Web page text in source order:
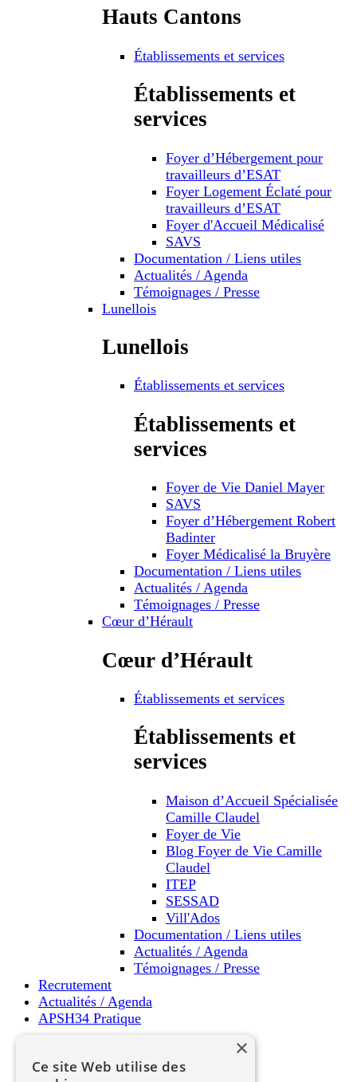
Hauts Cantons
Établissements et services
Établissements et
services
Foyer d’Hébergement pour
travailleurs d’ESAT
Foyer Logement Éclaté pour
travailleurs d’ESAT
Foyer d'Accueil Médicalisé
SAVS
Documentation / Liens utiles
Actualités / Agenda
Témoignages / Presse
Lunellois
Lunellois
Établissements et services
Établissements et
services
Foyer de Vie Daniel Mayer
SAVS
Foyer d’Hébergement Robert
Badinter
Foyer Médicalisé la Bruyère
Documentation / Liens utiles
Actualités / Agenda
Témoignages / Presse
Cœur d’Hérault
Cœur d’Hérault
Établissements et services
Établissements et
services
Maison d’Accueil Spécialisée
Camille Claudel
Foyer de Vie
Blog Foyer de Vie Camille
Claudel
ITEP
SESSAD
Vill'Ados
Documentation / Liens utiles
Actualités / Agenda
Témoignages / Presse
Recrutement
Actualités / Agenda
APSH34 Pratique
APSH34 Pratique ×
Ce site Web utilise des